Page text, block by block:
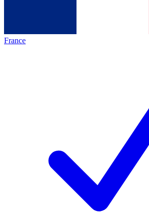
France